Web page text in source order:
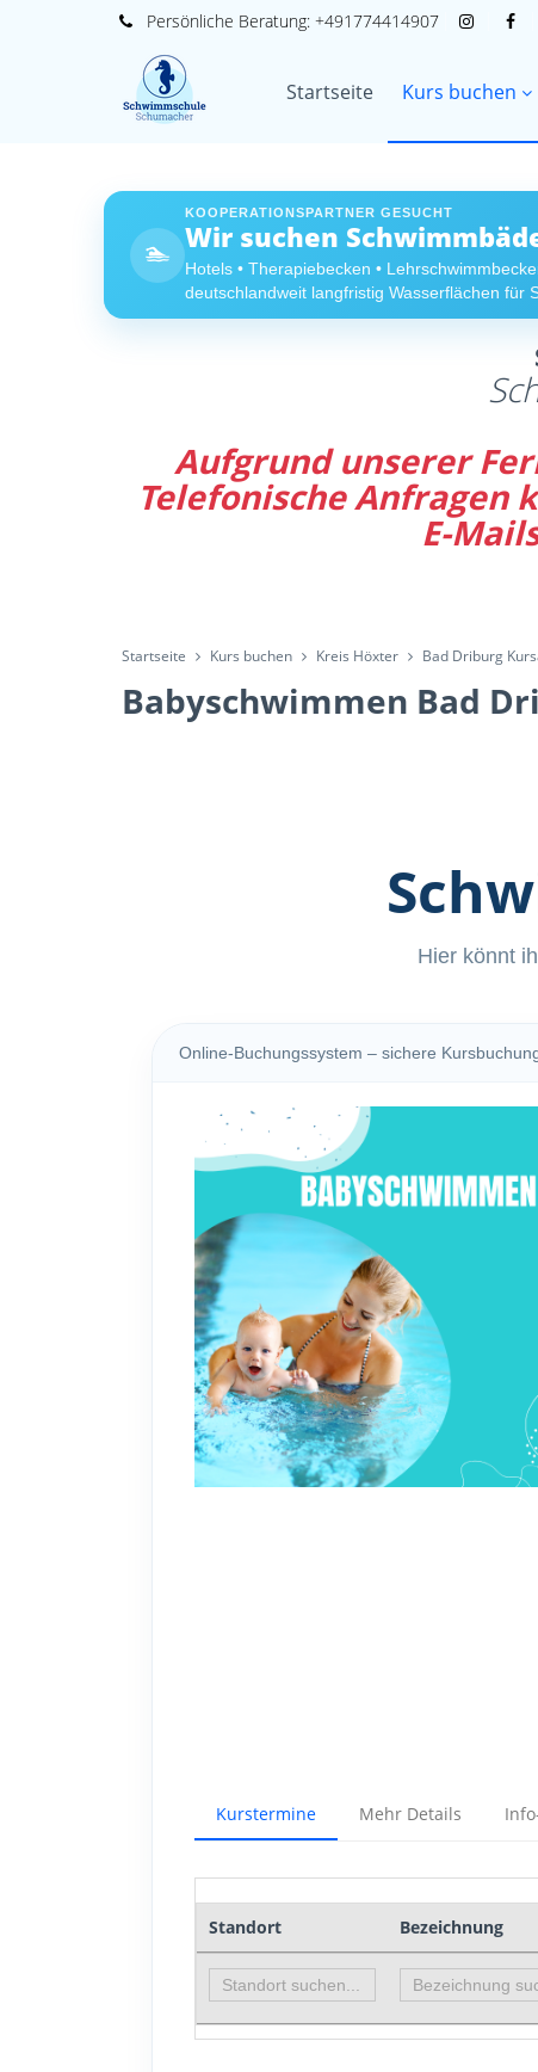
Persönliche Beratung: +491774414907
Startseite Kurs buchen
🏊
KOOPERATIONSPARTNER GESUCHT
Wir suchen
Hotels • Therapiebecken •
deutschlandweit langfristig Wasserflächen für
Aufgrund unserer
Telefonische Anfragen
E-
Startseite Kurs buchen Kreis Höxter Bad Driburg
Babyschwimmen Bad
Hier könnt
Online-Buchungssystem – sichere